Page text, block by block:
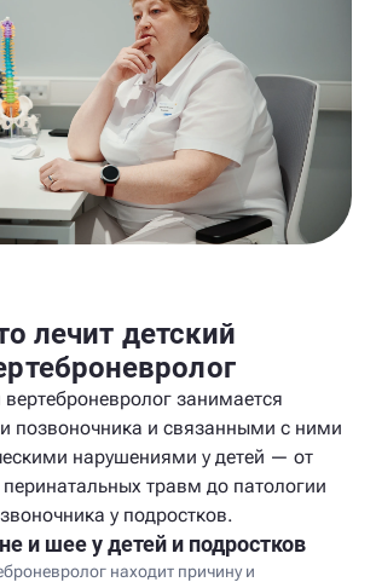
лечит детский
вертеброневролог занимается
позвоночника и связанными с ними
нарушениями у детей — от
перинатальных травм до патологии
у подростков.
и шее у детей и подростков
находит причину и